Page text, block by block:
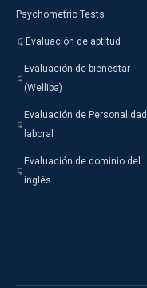
Psychometric Tests
Evaluación de aptitud
Evaluación de bienestar
(Welliba)
Evaluación de Personalidad
laboral
Evaluación de dominio del
inglés